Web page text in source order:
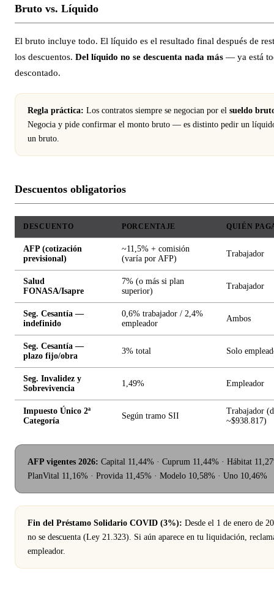
Bruto vs. Líquido
El bruto incluye todo. El líquido es el resultado final después de
los descuentos. Del líquido no se descuenta nada más — ya está
descontado.
Regla práctica: Los contratos siempre se negocian por el sueldo
Negocia y pide confirmar el monto bruto — es distinto pedir un
un bruto.
Descuentos obligatorios
DESCUENTO PORCENTAJE QUIÉN
AFP (cotización
previsional)
~11,5% + comisión
(varía por AFP)
Trabajador
Salud
FONASA/Isapre
7% (o más si plan
superior)
Trabajador
Seg. Cesantía —
indefinido
0,6% trabajador / 2,4%
empleador
Ambos
Seg. Cesantía —
plazo fijo/obra
3% total Solo
Seg. Invalidez y
Sobrevivencia
1,49% Empleador
Impuesto Único 2ª
Categoría
Según tramo SII
Trabajador
~$938.817)
AFP vigentes 2026: Capital 11,44% · Cuprum 11,44% · Hábitat
PlanVital 11,16% · Provida 11,45% · Modelo 10,58% · Uno 10,46%
Fin del Préstamo Solidario COVID (3%): Desde el 1 de enero de
no se descuenta (Ley 21.323). Si aún aparece en tu liquidación,
empleador.